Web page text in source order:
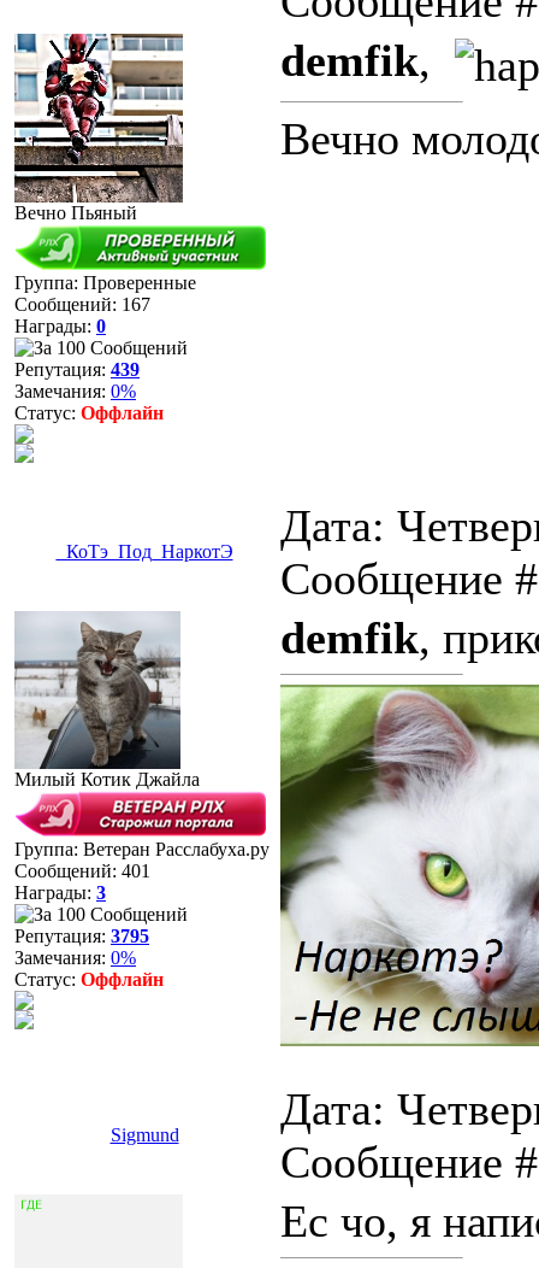
Вечно Пьяный
Группа: Проверенные
Сообщений: 167
Награды: 0
Репутация: 439
Замечания: 0%
Статус: Оффлайн
demfik,
Вечно
_КоТэ_Под_НаркотЭ
Дата:
Сообщение
Милый Котик Джайла
Группа: Ветеран Расслабуха.ру
Сообщений: 401
Награды: 3
Репутация: 3795
Замечания: 0%
Статус: Оффлайн
demfik,
Sigmund
Дата:
Сообщение
Ес чо, я